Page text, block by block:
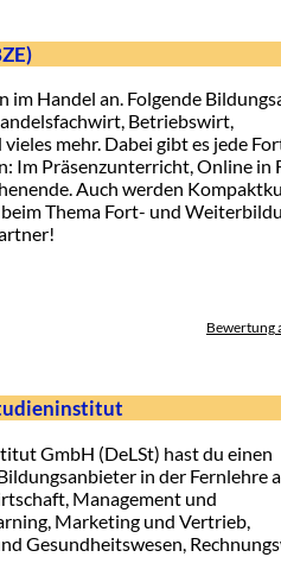
Handel an. Folgende
Betriebswirt,
mehr. Dabei gibt es jede
Im Präsenzunterricht, Online in
Auch werden
Thema Fort- und
Bewertung
GmbH (DeLSt) hast du einen
in der Fernlehre
Management und
Marketing und Vertrieb,
Gesundheitswesen,